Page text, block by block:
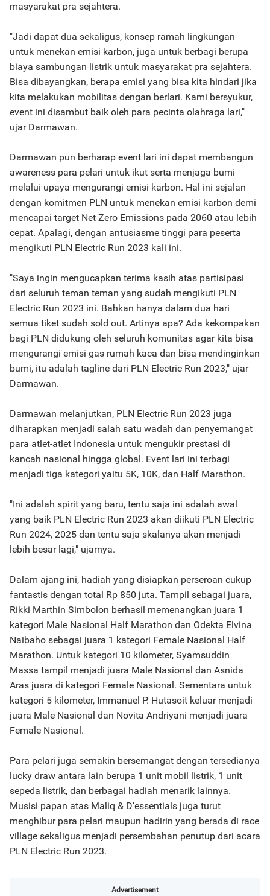
masyarakat pra sejahtera.
"Jadi dapat dua sekaligus, konsep ramah lingkungan
untuk menekan emisi karbon, juga untuk berbagi berupa
biaya sambungan listrik untuk masyarakat pra sejahtera.
Bisa dibayangkan, berapa emisi yang bisa kita hindari jika
kita melakukan mobilitas dengan berlari. Kami bersyukur,
event ini disambut baik oleh para pecinta olahraga lari,"
ujar Darmawan.
Darmawan pun berharap event lari ini dapat membangun
awareness para pelari untuk ikut serta menjaga bumi
melalui upaya mengurangi emisi karbon. Hal ini sejalan
dengan komitmen PLN untuk menekan emisi karbon demi
mencapai target Net Zero Emissions pada 2060 atau lebih
cepat. Apalagi, dengan antusiasme tinggi para peserta
mengikuti PLN Electric Run 2023 kali ini.
"Saya ingin mengucapkan terima kasih atas partisipasi
dari seluruh teman teman yang sudah mengikuti PLN
Electric Run 2023 ini. Bahkan hanya dalam dua hari
semua tiket sudah sold out. Artinya apa? Ada kekompakan
bagi PLN didukung oleh seluruh komunitas agar kita bisa
mengurangi emisi gas rumah kaca dan bisa mendinginkan
bumi, itu adalah tagline dari PLN Electric Run 2023," ujar
Darmawan.
Darmawan melanjutkan, PLN Electric Run 2023 juga
diharapkan menjadi salah satu wadah dan penyemangat
para atlet-atlet Indonesia untuk mengukir prestasi di
kancah nasional hingga global. Event lari ini terbagi
menjadi tiga kategori yaitu 5K, 10K, dan Half Marathon.
"Ini adalah spirit yang baru, tentu saja ini adalah awal
yang baik PLN Electric Run 2023 akan diikuti PLN Electric
Run 2024, 2025 dan tentu saja skalanya akan menjadi
lebih besar lagi," ujarnya.
Dalam ajang ini, hadiah yang disiapkan perseroan cukup
fantastis dengan total Rp 850 juta. Tampil sebagai juara,
Rikki Marthin Simbolon berhasil memenangkan juara 1
kategori Male Nasional Half Marathon dan Odekta Elvina
Naibaho sebagai juara 1 kategori Female Nasional Half
Marathon. Untuk kategori 10 kilometer, Syamsuddin
Massa tampil menjadi juara Male Nasional dan Asnida
Aras juara di kategori Female Nasional. Sementara untuk
kategori 5 kilometer, Immanuel P. Hutasoit keluar menjadi
juara Male Nasional dan Novita Andriyani menjadi juara
Female Nasional.
Para pelari juga semakin bersemangat dengan tersedianya
lucky draw antara lain berupa 1 unit mobil listrik, 1 unit
sepeda listrik, dan berbagai hadiah menarik lainnya.
Musisi papan atas Maliq & D’essentials juga turut
menghibur para pelari maupun hadirin yang berada di race
village sekaligus menjadi persembahan penutup dari acara
PLN Electric Run 2023.
Advertisement